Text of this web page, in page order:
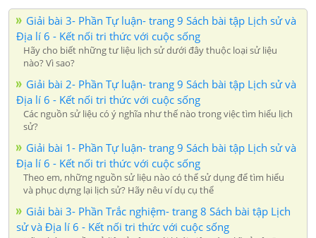
Giải bài 3- Phần Tự luận- trang 9 Sách bài tập Lịch sử và
Địa lí 6 - Kết nối tri thức với cuộc sống
Hãy cho biết những tư liệu lịch sử dưới đây thuộc loại sử liệu
nào? Vì sao?
Giải bài 2- Phần Tự luận- trang 9 Sách bài tập Lịch sử và
Địa lí 6 - Kết nối tri thức với cuộc sống
Các nguồn sử liệu có ý nghĩa như thế nào trong việc tìm hiểu lịch
sử?
Giải bài 1- Phần Tự luận- trang 9 Sách bài tập Lịch sử và
Địa lí 6 - Kết nối tri thức với cuộc sống
Theo em, những nguồn sử liệu nào có thể sử dụng để tìm hiểu
và phục dựng lại lịch sử? Hãy nêu ví dụ cụ thể
Giải bài 3- Phần Trắc nghiệm- trang 8 Sách bài tập Lịch
sử và Địa lí 6 - Kết nối tri thức với cuộc sống